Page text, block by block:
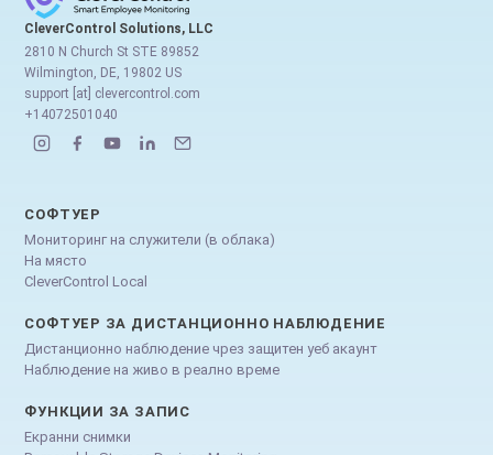
CleverControl Solutions, LLC
2810 N Church St STE 89852
Wilmington, DE, 19802 US
support [at] clevercontrol.com
+14072501040
СОФТУЕР
Мониторинг на служители (в облака)
На място
CleverControl Local
СОФТУЕР ЗА ДИСТАНЦИОННО НАБЛЮДЕНИЕ
Дистанционно наблюдение чрез защитен уеб акаунт
Наблюдение на живо в реално време
ФУНКЦИИ ЗА ЗАПИС
Екранни снимки